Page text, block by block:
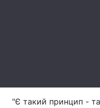
"Є такий принцип -